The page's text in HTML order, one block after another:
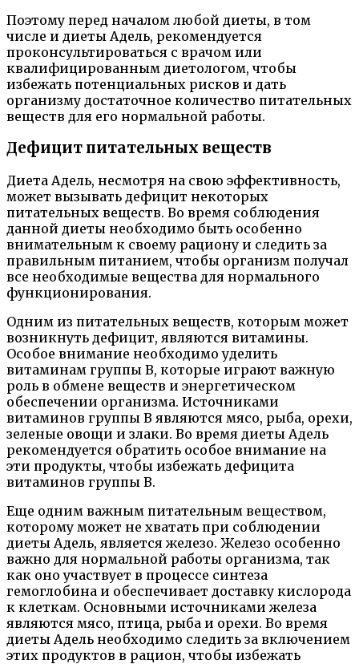
Поэтому перед началом любой диеты, в том
числе и диеты Адель, рекомендуется
проконсультироваться с врачом или
квалифицированным диетологом, чтобы
избежать потенциальных рисков и дать
организму достаточное количество питательных
веществ для его нормальной работы.
Дефицит питательных веществ
Диета Адель, несмотря на свою эффективность,
может вызывать дефицит некоторых
питательных веществ. Во время соблюдения
данной диеты необходимо быть особенно
внимательным к своему рациону и следить за
правильным питанием, чтобы организм получал
все необходимые вещества для нормального
функционирования.
Одним из питательных веществ, которым может
возникнуть дефицит, являются витамины.
Особое внимание необходимо уделить
витаминам группы B, которые играют важную
роль в обмене веществ и энергетическом
обеспечении организма. Источниками
витаминов группы B являются мясо, рыба, орехи,
зеленые овощи и злаки. Во время диеты Адель
рекомендуется обратить особое внимание на
эти продукты, чтобы избежать дефицита
витаминов группы B.
Еще одним важным питательным веществом,
которому может не хватать при соблюдении
диеты Адель, является железо. Железо особенно
важно для нормальной работы организма, так
как оно участвует в процессе синтеза
гемоглобина и обеспечивает доставку кислорода
к клеткам. Основными источниками железа
являются мясо, птица, рыба и орехи. Во время
диеты Адель необходимо следить за включением
этих продуктов в рацион, чтобы избежать